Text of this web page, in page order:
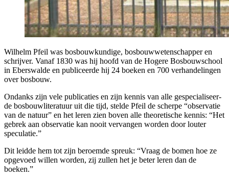
Wil­helm Pfeil was bos­bouw­kun­di­ge, bos­bouw­we­ten­schap­per en
schrij­ver. Van­af 1830 was hij hoofd van de Hoge­re Bos­bouw­school
in Ebers­wal­de en publi­ceer­de hij 24 boe­ken en 700 ver­han­de­lin­gen
over bosbouw.
Ondanks zijn vele publi­ca­ties en zijn ken­nis van alle gespe­ci­a­li­seer­
de bos­bouw­li­te­ra­tuur uit die tijd, stel­de Pfeil de scher­pe “obser­va­tie
van de natuur” en het leren zien boven alle the­o­re­ti­sche ken­nis: “Het
gebrek aan obser­va­tie kan nooit ver­van­gen wor­den door lou­ter
speculatie.”
Dit leid­de hem tot zijn beroem­de spreuk: “Vraag de bomen hoe ze
opge­voed wil­len wor­den, zij zul­len het je beter leren dan de
boeken.”